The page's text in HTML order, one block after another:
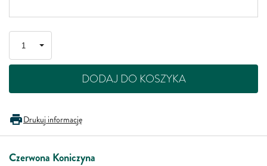
DODAJ DO KOSZYKA
Drukuj informację
Czerwona Koniczyna